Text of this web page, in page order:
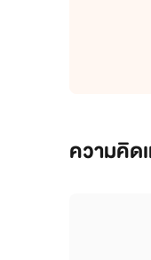
ความคิด